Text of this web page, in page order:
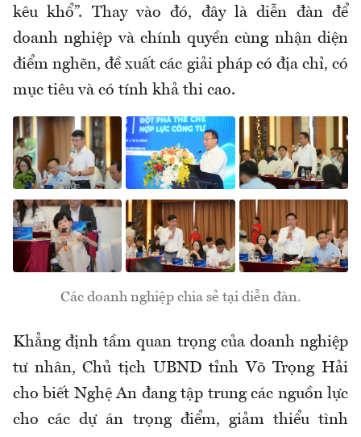
kêu khổ”. Thay vào đó, đây là diễn đàn để
doanh nghiệp và chính quyền cùng nhận diện
điểm nghẽn, đề xuất các giải pháp có địa chỉ, có
mục tiêu và có tính khả thi cao.
Các doanh nghiệp chia sẻ tại diễn đàn.
Khẳng định tầm quan trọng của doanh nghiệp
tư nhân, Chủ tịch UBND tỉnh Võ Trọng Hải
cho biết Nghệ An đang tập trung các nguồn lực
cho các dự án trọng điểm, giảm thiểu tình